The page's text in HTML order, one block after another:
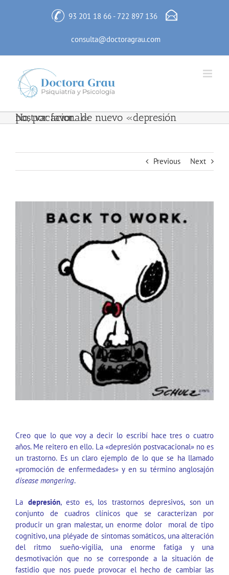
93 201 18 66 - 722 897 136
consulta@doctoragrau.com
No, por favor… de nuevo «depresión postvacacional»
Previous Next
Creo que lo que voy a decir lo escribí hace tres o cuatro
años. Me reitero en ello. La «depresión postvacacional»no es
un trastorno. Es un claro ejemplo de lo que se ha llamado
«promoción de enfermedades» y en su término anglosajón
disease mongering.
La depresión, esto es, los trastornos depresivos, son un
conjunto de cuadros clínicos que se caracterizan por
producir un gran malestar, un enorme dolor moral de tipo
cognitivo, una pléyade de síntomas somáticos, una alteración
del ritmo sueño-vigilia, una enorme fatiga y una
desmotivación que no se corresponde a la situación de
fastidio que nos puede provocar el hecho de cambiar las